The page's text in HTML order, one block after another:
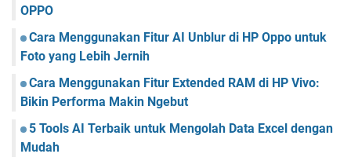
OPPO
Cara Menggunakan Fitur AI Unblur di HP Oppo untuk
Foto yang Lebih Jernih
Cara Menggunakan Fitur Extended RAM di HP Vivo:
Bikin Performa Makin Ngebut
5 Tools AI Terbaik untuk Mengolah Data Excel dengan
Mudah